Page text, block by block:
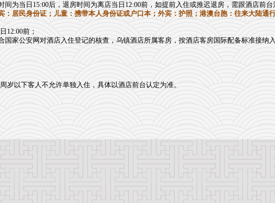
为当日15:00后，退房时间为离店当日12:00前，如提前入住或推迟退房，需跟酒店前
居民身份证；儿童：携带本人身份证或户口本；外宾：护照；港澳台胞：往来大陆通
12:00前；
家公安网对酒店入住登记的核查，乌镇酒店所属客房，按酒店客房国际配备标准接纳
岁以下客人不允许单独入住，具体以酒店前台认定为准。